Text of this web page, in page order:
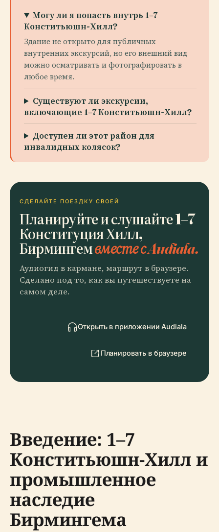
Могу ли я попасть внутрь 1–7
Конститьюшн-Хилл?
Здание не открыто для публичных
внутренних экскурсий, но его внешний вид
можно осматривать и фотографировать в
любое время.
Существуют ли экскурсии,
включающие 1–7 Конститьюшн-Хилл?
Доступен ли этот район для
инвалидных колясок?
СДЕЛАЙТЕ ПОЕЗДКУ СВОЕЙ
Планируйте и слушайте 1–7
Конституция Хилл,
Бирмингемвместе с Audiala.
Аудиогид в кармане, маршрут в браузере.
Сделано под то, как вы путешествуете на
самом деле.
Открыть в приложении Audiala
Планировать в браузере
Введение: 1–7
Конститьюшн-Хилл и
промышленное
наследие
Бирмингема